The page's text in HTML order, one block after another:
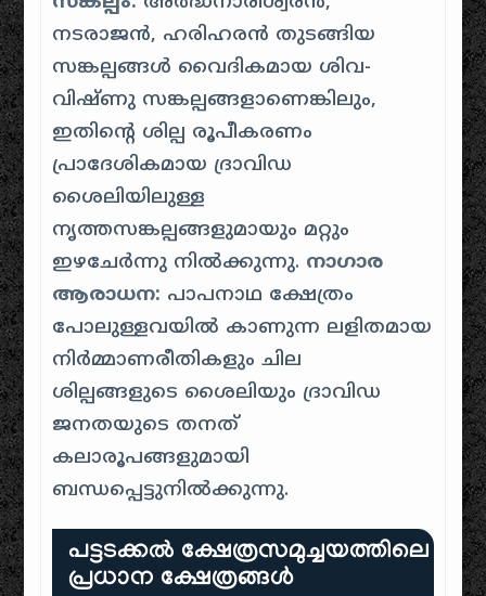
നടരാജൻ, ഹരിഹരൻ തുടങ്ങിയ
സങ്കല്പങ്ങൾ വൈദികമായ ശിവ-
വിഷ്ണു സങ്കല്പങ്ങളാണെങ്കിലും,
ഇതിന്റെ ശില്പ രൂപീകരണം
പ്രാദേശികമായ ദ്രാവിഡ
ശൈലിയിലുള്ള
നൃത്തസങ്കല്പങ്ങളുമായും മറ്റും
ഇഴചേർന്നു നിൽക്കുന്നു. നാഗാര
ആരാധന: പാപനാഥ ക്ഷേത്രം
പോലുള്ളവയിൽ കാണുന്ന ലളിതമായ
നിർമ്മാണരീതികളും ചില
ശില്പങ്ങളുടെ ശൈലിയും ദ്രാവിഡ
ജനതയുടെ തനത്
കലാരൂപങ്ങളുമായി
ബന്ധപ്പെട്ടുനിൽക്കുന്നു.
പട്ടടക്കൽ ക്ഷേത്രസമുച്ചയത്തിലെ
പ്രധാന ക്ഷേത്രങ്ങൾ